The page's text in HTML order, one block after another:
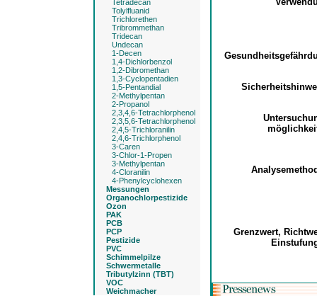
Tetradecan
Tolylfluanid
Trichlorethen
Tribrommethan
Tridecan
Undecan
1-Decen
1,4-Dichlorbenzol
1,2-Dibromethan
1,3-Cyclopentadien
1,5-Pentandial
2-Methylpentan
2-Propanol
2,3,4,6-Tetrachlorphenol
2,3,5,6-Tetrachlorphenol
2,4,5-Trichloranilin
2,4,6-Trichlorphenol
3-Caren
3-Chlor-1-Propen
3-Methylpentan
4-Cloranilin
4-Phenylcyclohexen
Messungen
Organochlorpestizide
Ozon
PAK
PCB
PCP
Pestizide
PVC
Schimmelpilze
Schwermetalle
Tributylzinn (TBT)
VOC
Weichmacher
Grenzwert,